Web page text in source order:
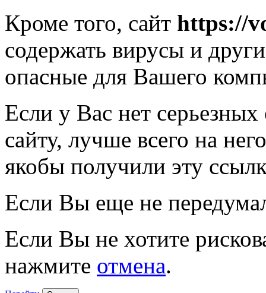
Кроме того, сайт https://
содержать вирусы и
опасные для Вашего
Если у Вас нет
сайту, лучше всего на
якобы получили эту
Если Вы еще не
Если Вы не хотите
нажмите отмена.